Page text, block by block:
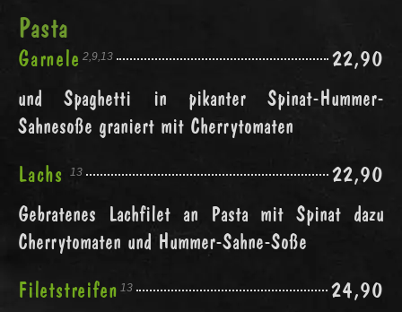
Pasta
Garnele 2,9,13 22,90
und Spaghetti in pikanter Spinat-Hummer-
Sahnesoße graniert mit Cherrytomaten
Lachs 13 22,90
Gebratenes Lachfilet an Pasta mit Spinat dazu
Cherrytomaten und Hummer-Sahne-Soße
Filetstreifen 13 24,90